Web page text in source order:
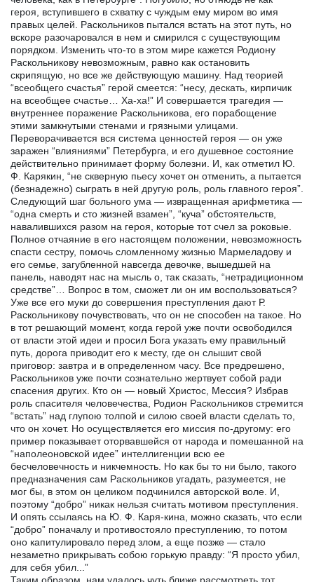
героя, вступившего в схватку с чуждым ему миром во имя
правых целей. Раскольников пытался встать на этот путь, но
вскоре разочаровался в нем и смирился с существующим
порядком. Изменить что-то в этом мире кажется Родиону
Раскольникову невозможным, равно как остановить
скрипящую, но все же действующую машину. Над теорией
“всеобщего счастья” герой смеется: “несу, дескать, кирпичик
на всеобщее счастье… Ха-ха!” И совершается трагедия —
внутреннее поражение Раскольникова, его порабощение
этими замкнутыми стенами и грязными улицами.
Переворачивается вся система ценностей героя — он уже
заражен “влияниями” Петербурга, и его душевное состояние
действительно принимает форму болезни. И, как отметил Ю.
Ф. Карякин, “не скверную пьесу хочет он отменить, а пытается
(безнадежно) сыграть в ней другую роль, роль главного героя”.
Следующий шаг больного ума — извращенная арифметика —
“одна смерть и сто жизней взамен”, “куча” обстоятельств,
навалившихся разом на героя, которые тот счел за роковые.
Полное отчаяние в его настоящем положении, невозможность
спасти сестру, помочь сломленному жизнью Мармеладову и
его семье, загубленной навсегда девочке, вышедшей на
панель, наводят нас на мысль о, так сказать, “нетрадиционном
средстве”… Вопрос в том, сможет ли он им воспользоваться?
Уже все его муки до совершения преступления дают Р.
Раскольникову почувствовать, что он не способен на такое. Но
в тот решающий момент, когда герой уже почти освободился
от власти этой идеи и просил Бога указать ему правильный
путь, дорога приводит его к месту, где он слышит свой
приговор: завтра и в определенном часу. Все предрешено,
Раскольников уже почти сознательно жертвует собой ради
спасения других. Кто он — новый Христос, Мессия? Избрав
роль спасителя человечества, Родион Раскольников стремится
“встать” над глупою толпой и силою своей власти сделать то,
что он хочет. Но осуществляется его миссия по-другому: его
пример показывает оторвавшейся от народа и помешанной на
“наполеоновской идее” интеллигенции всю ее
бесчеловечность и никчемность. Но как бы то ни было, такого
предназначения сам Раскольников угадать, разумеется, не
мог бы, в этом он целиком подчинился авторской воле. И,
поэтому “добро” никак нельзя считать мотивом преступления.
И опять ссылаясь на Ю. Ф. Каря-кина, можно сказать, что если
“добро” поначалу и противостояло преступлению, то потом
оно капитулировало перед злом, а еще позже — стало
незаметно прикрывать собою горькую правду: “Я просто убил,
для себя убил...”
Таким образом, нам удалось чуть ближе рассмотреть тот